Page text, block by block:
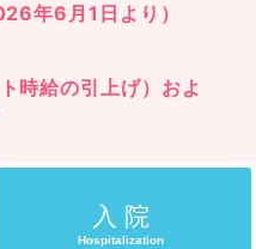
年6月1日より）
時給の引上げ）およ
入 院
Hospitalization